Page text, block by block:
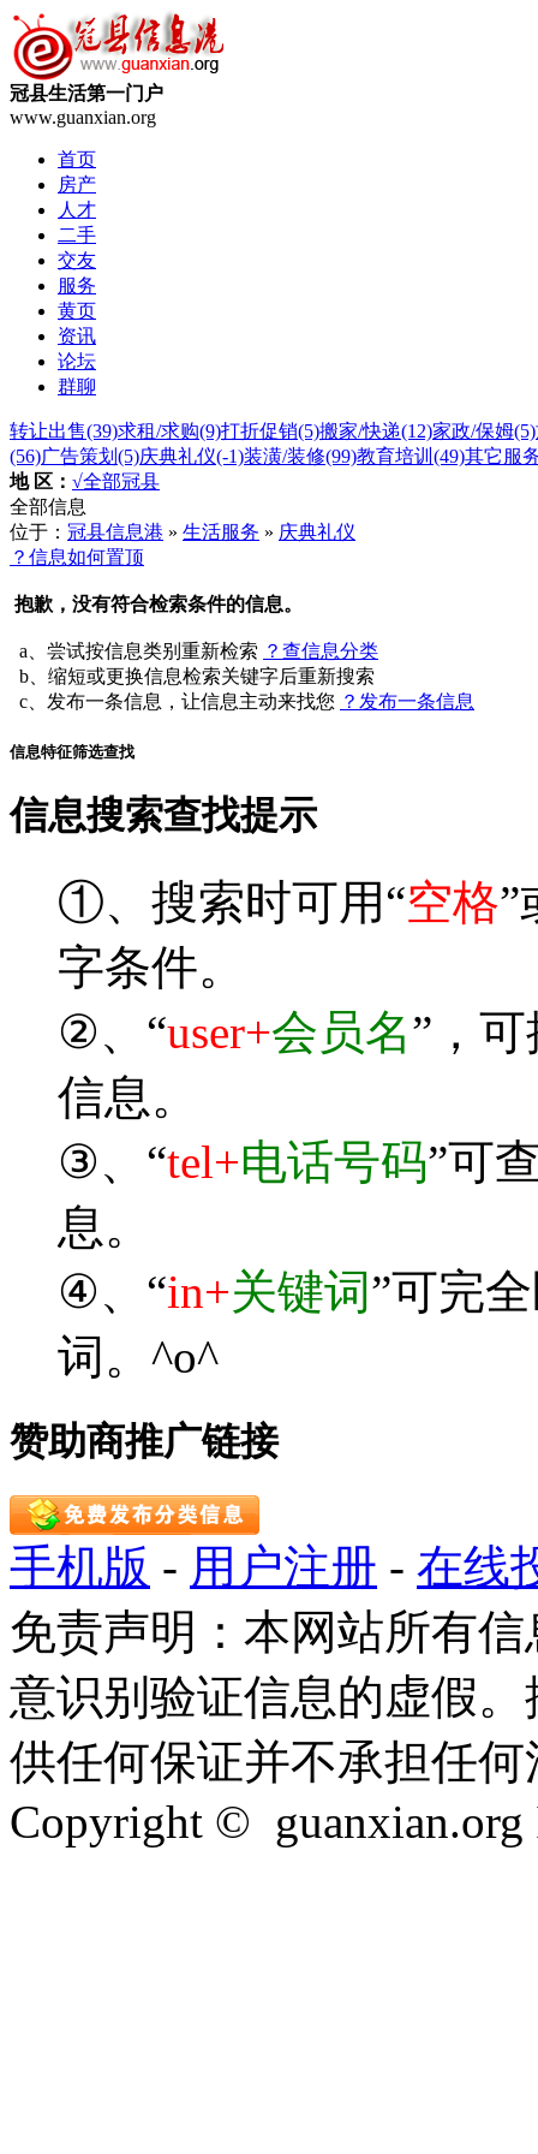
冠县生活第一门户
www.guanxian.org
首页
房产
人才
二手
交友
服务
黄页
资讯
论坛
群聊
转让出售(39)求租/求购(9)打折促销(5)搬家/快递(12)家政/保姆(5)
(56)广告策划 (5)庆典礼仪(-1)装潢/装修(99)教育培训 (49)其它服
地 区： √全部冠县
全部信息
位于： 冠县信息港 » 生活服务 » 庆典礼仪
？信息如何置顶
抱歉，没有符合检索条件的信息。
a、尝试按信息类别重新检索 ？查信息分类
b、缩短或更换信息检索关键字后重新搜索
c、发布一条信息，让信息主动来找您 ？发布一条信息
信息特征筛选查找
信息搜索查找提示
①、搜索时可用“空格”
字条件。
②、“user+会员名”，
信息。
③、“tel+电话号码”可
息。
④、“in+关键词”可完
词。^o^
赞助商推广链接
手机版 - 用户注册 - 在线
免责声明：本网站所有
意识别验证信息的虚假
供任何保证并不承担任
Copyright © guanxian.org